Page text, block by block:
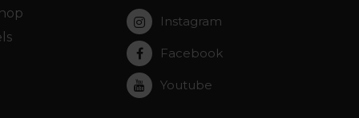
Instagram
Facebook
Youtube